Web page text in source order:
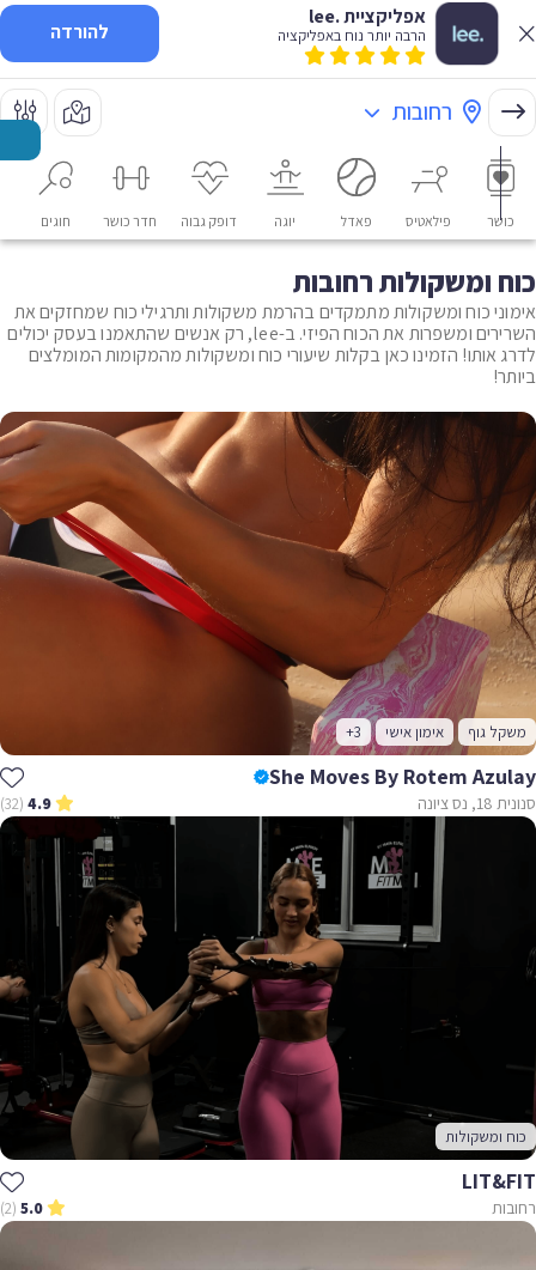
אפליקציית .lee
הרבה יותר נוח באפליקציה להורדה
רחובות
כושר פילאטיס פאדל יוגה דופק גבוה חדר כושר חוגים
כוח ומשקולות רחובות
אימוני כוח ומשקולות מתמקדים בהרמת משקולות ותרגילי כוח שמחזקים את
השרירים ומשפרות את הכוח הפיזי. ב-lee, רק אנשים שהתאמנו בעסק יכולים
לדרג אותו! הזמינו כאן בקלות שיעורי כוח ומשקולות מהמקומות המומלצים
ביותר!
משקל גוף אימון אישי +3
She Moves By Rotem Azulay
סנונית 18, נס ציונה 4.9
(32)
כוח ומשקולות
LIT&FIT
רחובות 5.0
(2)